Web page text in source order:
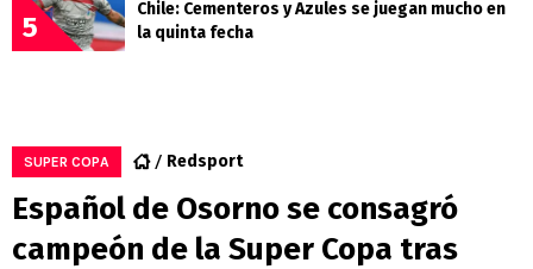
5
Chile: Cementeros y Azules se juegan mucho en
la quinta fecha
SUPER COPA Redsport
Español de Osorno se consagró
campeón de la Super Copa tras